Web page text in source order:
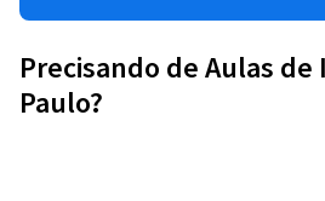
Precisando de Aulas de
Paulo?